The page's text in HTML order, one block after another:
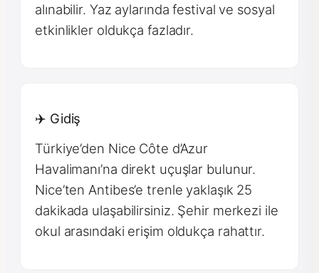
alınabilir. Yaz aylarında festival ve sosyal
etkinlikler oldukça fazladır.
✈️ Gidiş
Türkiye’den Nice Côte d’Azur
Havalimanı’na direkt uçuşlar bulunur.
Nice’ten Antibes’e trenle yaklaşık 25
dakikada ulaşabilirsiniz. Şehir merkezi ile
okul arasındaki erişim oldukça rahattır.